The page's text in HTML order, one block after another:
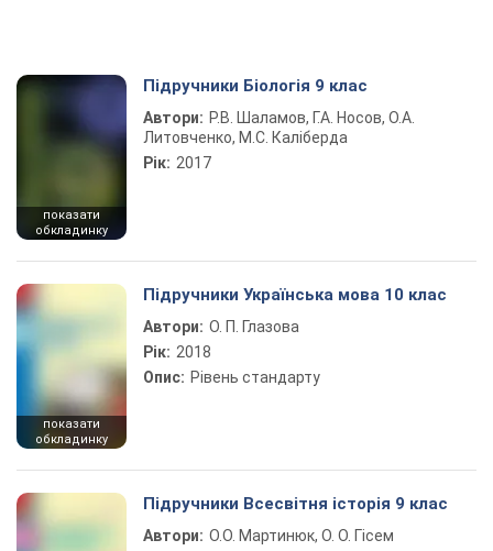
показати
обкладинку
Підручники Біологія 9 клас
Автори: Р.В. Шаламов, Г.А. Носов, О.А.
Литовченко, М.С. Каліберда
Рік: 2017
показати
обкладинку
Підручники Українська мова 10 клас
Автори: О. П. Глазова
Рік: 2018
Опис: Рівень стандарту
Підручники Всесвітня історія 9 клас
Автори: О.О. Мартинюк, О. О. Гісем